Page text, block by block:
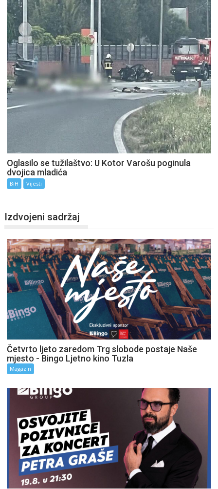
Oglasilo se tužilaštvo: U Kotor Varošu poginula
dvojica mladića
BiH Vijesti
Izdvojeni sadržaj
Četvrto ljeto zaredom Trg slobode postaje Naše
mjesto - Bingo Ljetno kino Tuzla
Magazin